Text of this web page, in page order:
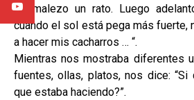
desmalezo un rato. Luego
cuando el sol está pega más fuerte,
a hacer mis cacharros … “.
Mientras nos mostraba diferentes
fuentes, ollas, platos, nos dice:
que estaba haciendo?”.